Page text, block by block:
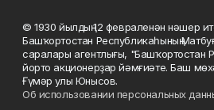
© 1930 йылдың 12 февраленән нәшер
Башҡортостан Республикаһының
саралары агентлығы, "Башҡортостан
йорто акционерҙар йәмғиәте. Баш
Ғүмәр улы Юнысов.
Об использовании персональных